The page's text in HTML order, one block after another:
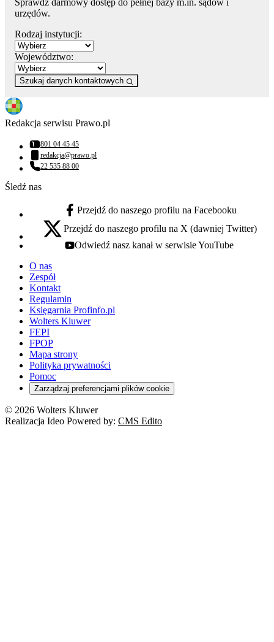
Sprawdź darmowy dostęp do pełnej bazy m.in. sądów i
urzędów.
Rodzaj instytucji:
Województwo:
Szukaj danych kontaktowych
Redakcja serwisu Prawo.pl
Numer telefonu:
801 04 45 45
Adres email:
redakcja@prawo.pl
Numer telefonu:
22 535 88 00
Śledź nas
facebook - otwiera się w nowej karcie
Przejdź do naszego profilu na Facebooku
x - otwiera się w nowej karcie
Przejdź do naszego profilu na X (dawniej Twitter)
youtube - otwiera się w nowej karcie
Odwiedź nasz kanał w serwisie YouTube
O nas
Zespół
Kontakt
Regulamin
Księgarnia Profinfo.pl
Wolters Kluwer
FEPI
FPOP
Mapa strony
Polityka prywatności
Pomoc
Zarządzaj preferencjami plików cookie
© 2026 Wolters Kluwer
Realizacja Ideo Powered by: CMS Edito